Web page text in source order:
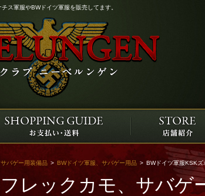
レックカモ、サバゲ
バゲー用装備品 > BWドイツ軍服、サバゲー用品 > BWドイツ軍服KSK
ス軍服やBWドイツ軍服を販売してます。